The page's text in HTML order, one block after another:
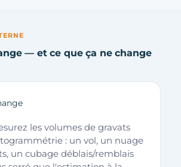
— et ce que ça ne change
les volumes de gravats
: un vol, un nuage
un cubage déblais/remblais